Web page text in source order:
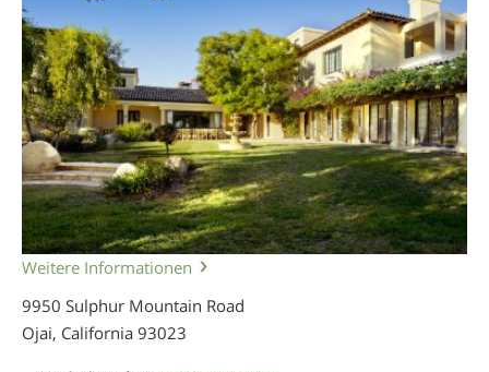
Weitere Informationen
9950 Sulphur Mountain Road
Ojai, California 93023